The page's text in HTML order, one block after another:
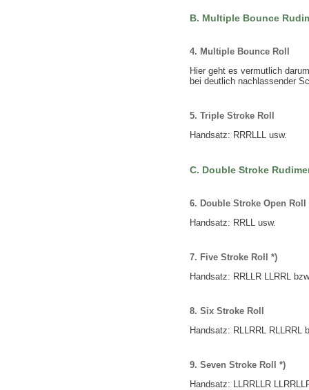
B. Multiple Bounce
4. Multiple Bounce Roll
Hier geht es vermutlich
bei deutlich nachlassender
5. Triple Stroke Roll
Handsatz: RRRLLL usw.
C. Double Stroke
6. Double Stroke Open Roll
Handsatz: RRLL usw.
7. Five Stroke Roll *)
Handsatz: RRLLR LLRRL
8. Six Stroke Roll
Handsatz: RLLRRL RLLRRL
9. Seven Stroke Roll *)
Handsatz: LLRRLLR